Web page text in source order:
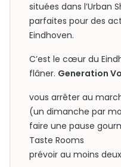
situées dans l’Urban
parfaites pour des
Eindhoven.
C’est le cœur du
flâner. Generation
vous arrêter au
(un dimanche par
faire une pause
Taste Rooms
prévoir au moins